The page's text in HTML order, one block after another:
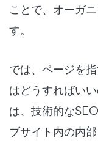
ことで、オーガ
す。
では、ページを
はどうすればい
は、技術的な
ブサイト内の内